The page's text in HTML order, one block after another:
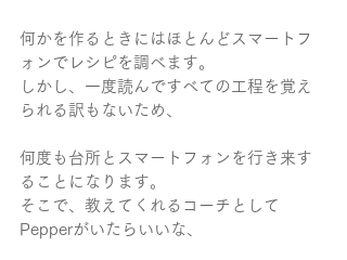
何かを作るときにはほとんどスマートフ
ォンでレシピを調べます。
しかし、一度読んですべての工程を覚え
られる訳もないため、
何度も台所とスマートフォンを行き来す
ることになります。
そこで、教えてくれるコーチとして
Pepperがいたらいいな、